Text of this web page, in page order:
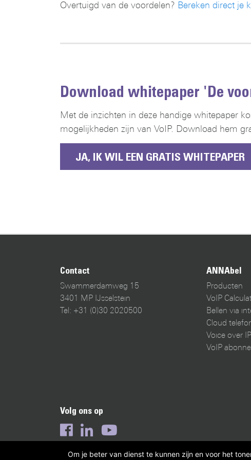
Overtuigd van de voordelen? Bereken direct je
Download whitepaper 'De
Met de inzichten in deze handige whitepaper
mogelijkheden zijn van VoIP. Download hem
JA, IK WIL EEN GRATIS WHITEPAPER
Contact
Swammerdamweg 15
3401 MP IJsselstein
Tel: +31 (0)30 2020500
ANNAbel
Producten
VoIP
Bellen via
Cloud
Voice over
VoIP
Volg ons op
Om je beter van dienst te kunnen zijn en voor het